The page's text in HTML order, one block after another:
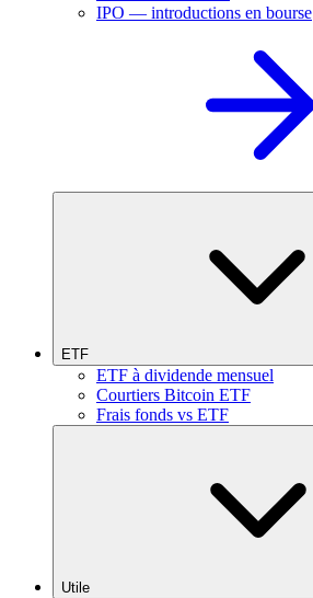
IPO — introductions en bourse
ETF
ETF à dividende mensuel
Courtiers Bitcoin ETF
Frais fonds vs ETF
Utile